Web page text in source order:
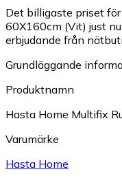
Det billigaste priset
60X160cm (Vit) just
erbjudande från
Grundläggande
Produktnamn
Hasta Home Multifix
Varumärke
Hasta Home